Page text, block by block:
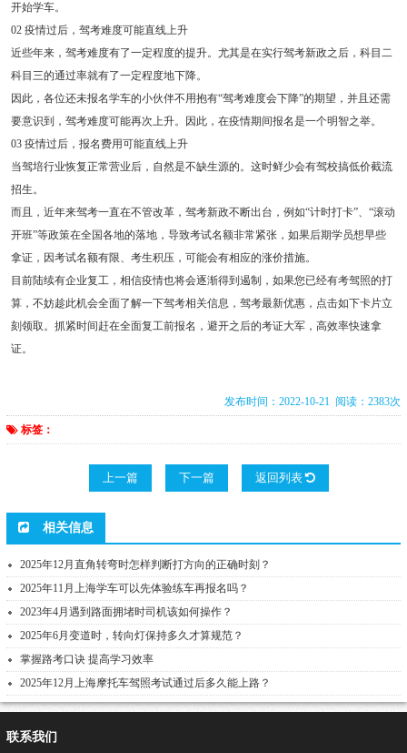
开始学车。
02 疫情过后，驾考难度可能直线上升
近些年来，驾考难度有了一定程度的提升。尤其是在实行驾考新政之后，科目二
科目三的通过率就有了一定程度地下降。
因此，各位还未报名学车的小伙伴不用抱有“驾考难度会下降”的期望，并且还需
要意识到，驾考难度可能再次上升。因此，在疫情期间报名是一个明智之举。
03 疫情过后，报名费用可能直线上升
当驾培行业恢复正常营业后，自然是不缺生源的。这时鲜少会有驾校搞低价截流
招生。
而且，近年来驾考一直在不管改革，驾考新政不断出台，例如“计时打卡”、“滚动
开班”等政策在全国各地的落地，导致考试名额非常紧张，如果后期学员想早些
拿证，因考试名额有限、考生积压，可能会有相应的涨价措施。
目前陆续有企业复工，相信疫情也将会逐渐得到遏制，如果您已经有考驾照的打
算，不妨趁此机会全面了解一下驾考相关信息，驾考最新优惠，点击如下卡片立
刻领取。抓紧时间赶在全面复工前报名，避开之后的考证大军，高效率快速拿
证。
发布时间：2022-10-21 阅读：2383次
标签：
上一篇 下一篇 返回列表
相关信息
2025年12月直角转弯时怎样判断打方向的正确时刻？
2025年11月上海学车可以先体验练车再报名吗？
2023年4月遇到路面拥堵时司机该如何操作？
2025年6月变道时，转向灯保持多久才算规范？
掌握路考口诀 提高学习效率
2025年12月上海摩托车驾照考试通过后多久能上路？
联系我们